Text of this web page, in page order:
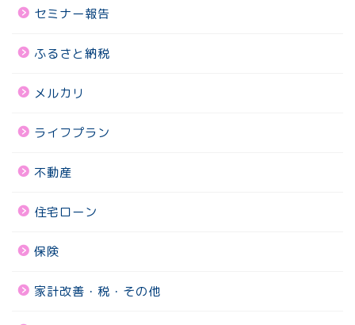
セミナー報告
ふるさと納税
メルカリ
ライフプラン
不動産
住宅ローン
保険
家計改善・税・その他